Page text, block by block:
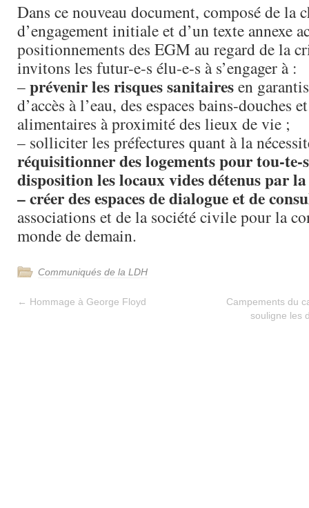
Dans ce nouveau document, composé de la
d’engagement initiale et d’un texte annexe
positionnements des EGM au regard de la
invitons les futur-e-s élu-e-s à s’engager à :
–prévenir les risques sanitairesen
d’accès à l’eau, des espaces bains-douches
alimentaires à proximité des lieux de vie ;
– solliciter les préfectures quant à la
réquisitionner des logements pour tou-te-
disposition les locaux vides détenus par
– créer des espaces de dialogue et de
associations et de la société civile pour la
monde de demain.
Communiqués de la LDH
← Hommage à George Floyd
Campements du
souligne les